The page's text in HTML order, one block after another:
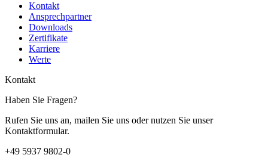
Kontakt
Ansprechpartner
Downloads
Zertifikate
Karriere
Werte
Kontakt
Haben Sie Fragen?
Rufen Sie uns an, mailen Sie uns oder nutzen Sie unser
Kontaktformular.
+49 5937 9802-0